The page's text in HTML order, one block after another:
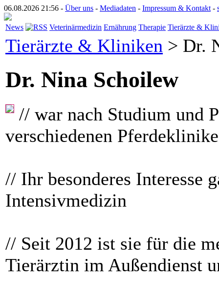
06.08.2026 21:56 - Über uns - Mediadaten - Impressum & Kontakt -
News Veterinärmedizin Ernährung Therapie Tierärzte &
Tierärzte & Kliniken > Dr.
Dr. Nina Schoilew
// war nach Studium und
verschiedenen
// Ihr besonderes Interesse
Intensivmedizin
// Seit 2012 ist sie für die
Tierärztin im Außendienst